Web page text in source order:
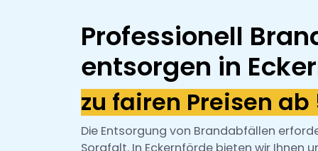
Professionell
entsorgen in
zu fairen Preisen
Die Entsorgung von Brandabfällen
Sorgfalt. In Eckernförde bieten wir Ihnen